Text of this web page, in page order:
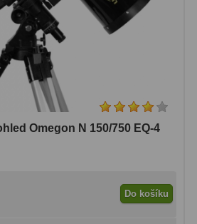
Omegon N 150/750 EQ-4
Do košíku